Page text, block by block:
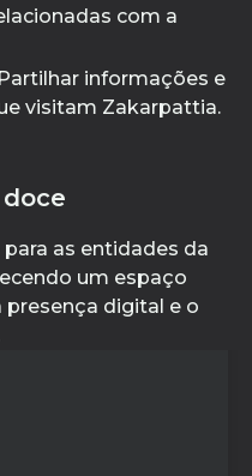
com a
informações e
visitam Zakarpattia.
as entidades da
um espaço
presença digital e o